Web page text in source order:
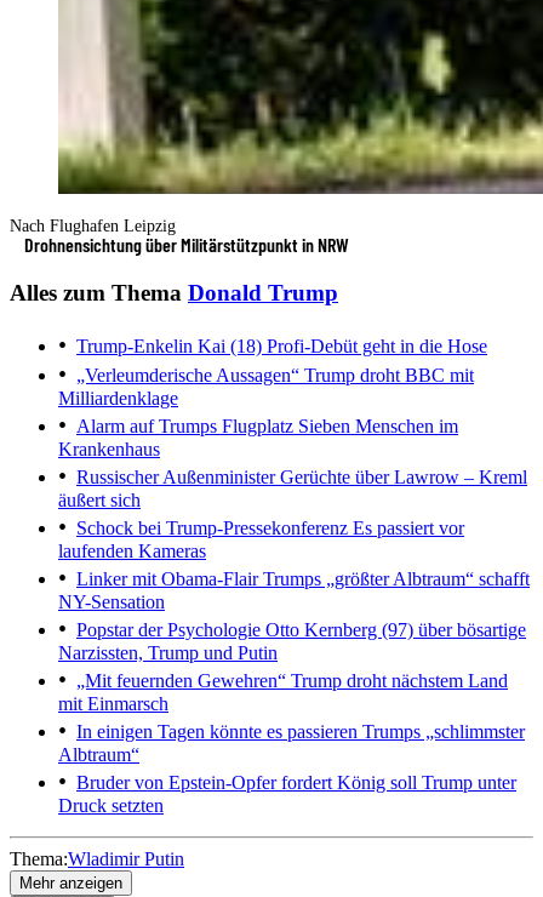
Nach Flughafen Leipzig
Drohnensichtung über Militärstützpunkt in NRW
Alles zum Thema Donald Trump
Trump-Enkelin Kai (18) Profi-Debüt geht in die Hose
„Verleumderische Aussagen“ Trump droht BBC mit
Milliardenklage
Alarm auf Trumps Flugplatz Sieben Menschen im
Krankenhaus
Russischer AußenministerGerüchte über Lawrow – Kreml
äußert sich
Schock bei Trump-Pressekonferenz Es passiert vor
laufenden Kameras
Linker mit Obama-FlairTrumps „größter Albtraum“ schafft
NY-Sensation
Popstar der Psychologie Otto Kernberg (97) über bösartige
Narzissten, Trump und Putin
„Mit feuernden Gewehren“ Trump droht nächstem Land
mit Einmarsch
In einigen Tagen könnte es passieren Trumps „schlimmster
Albtraum“
Bruder von Epstein-Opfer fordert König soll Trump unter
Druck setzten
Thema:Wladimir Putin
Mehr anzeigen